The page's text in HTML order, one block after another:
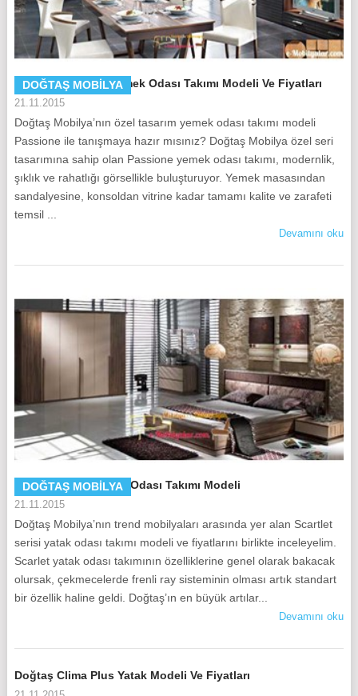
DOĞTAŞ MOBILYA
Doğtaş Passione Yemek Odası Takımı Modeli Ve Fiyatları
21.11.2015
Doğtaş Mobilya’nın özel tasarım yemek odası takımı modeli
Passione ile tanışmaya hazır mısınız? Doğtaş Mobilya özel seri
tasarımına sahip olan Passione yemek odası takımı, modernlik,
şıklık ve rahatlığı görsellikle buluşturuyor. Yemek masasından
sandalyesine, konsoldan vitrine kadar tamamı kalite ve zarafeti
temsil ...
Devamını oku
DOĞTAŞ MOBILYA
Doğtaş Scarlet Yatak Odası Takımı Modeli
21.11.2015
Doğtaş Mobilya’nın trend mobilyaları arasında yer alan Scartlet
serisi yatak odası takımı modeli ve fiyatlarını birlikte inceleyelim.
Scarlet yatak odası takımının özelliklerine genel olarak bakacak
olursak, çekmecelerde frenli ray sisteminin olması artık standart
bir özellik haline geldi. Doğtaş’ın en büyük artılar...
Devamını oku
Doğtaş Clima Plus Yatak Modeli Ve Fiyatları